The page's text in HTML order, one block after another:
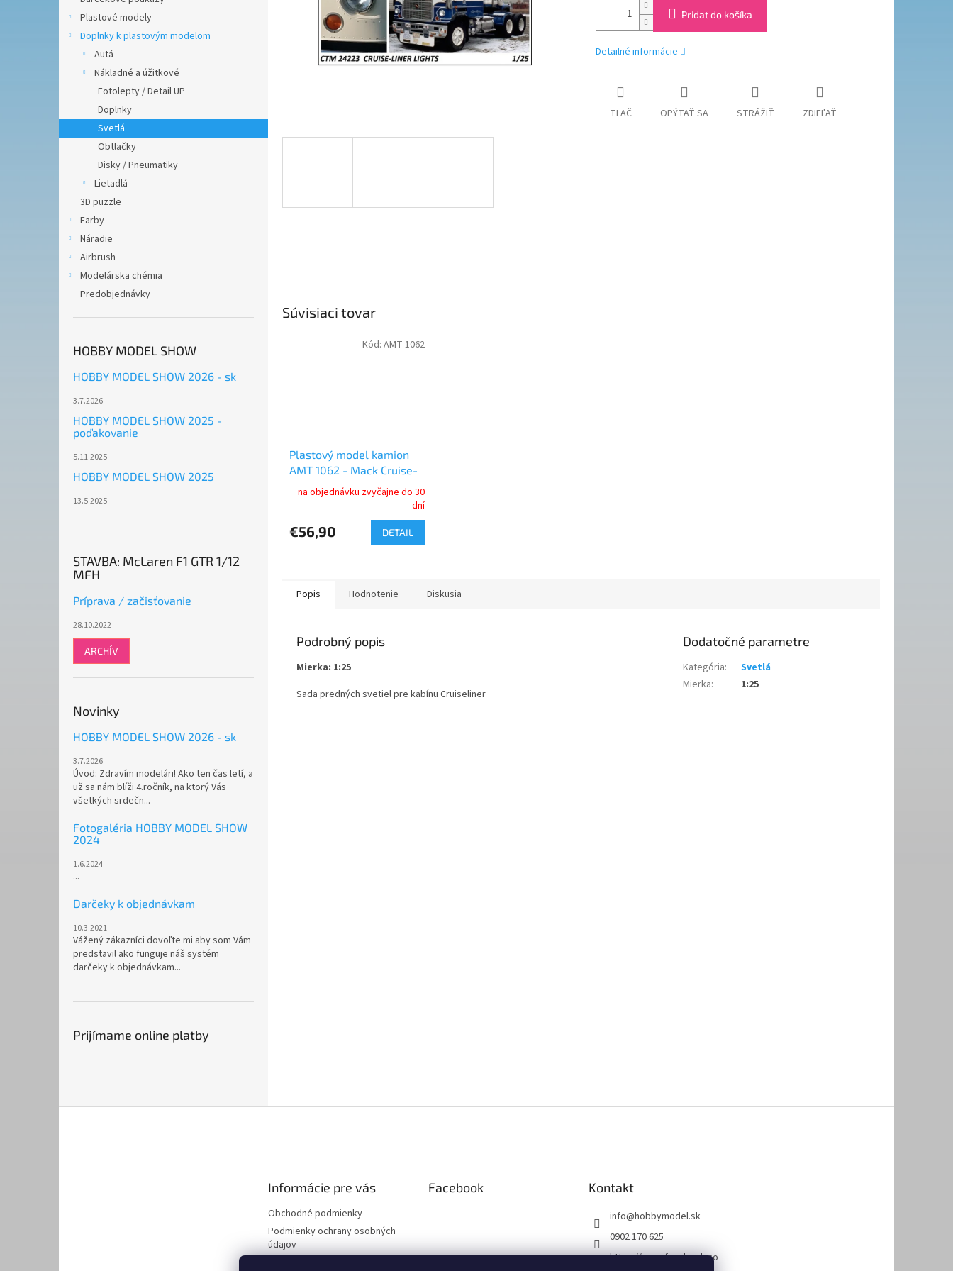
Plastové modely
Doplnky k plastovým modelom
Autá
Nákladné a úžitkové
Fotolepty / Detail UP
Doplnky
Svetlá
Obtlačky
Disky / Pneumatiky
Lietadlá
3D puzzle
Farby
Náradie
Airbrush
Modelárska chémia
Predobjednávky
HOBBY MODEL SHOW
HOBBY MODEL SHOW 2026 - sk
3.7.2026
HOBBY MODEL SHOW 2025 -
poďakovanie
5.11.2025
HOBBY MODEL SHOW 2025
13.5.2025
STAVBA: McLaren F1 GTR 1/12
MFH
Príprava / začisťovanie
28.10.2022
ARCHÍV
Novinky
HOBBY MODEL SHOW 2026 - sk
3.7.2026
Úvod: Zdravím modelári! Ako ten čas letí, a
už sa nám blíži 4.ročník, na ktorý Vás
všetkých srdečn...
Fotogaléria HOBBY MODEL SHOW
2024
1.6.2024
...
Darčeky k objednávkam
10.3.2021
Vážený zákazníci dovoľte mi aby som Vám
predstavil ako funguje náš systém
darčeky k objednávkam...
Prijímame online platby
Pridať do košíka
Detailné informácie
TLAČ OPÝTAŤ SA STRÁŽIŤ ZDIEĽAŤ
Súvisiaci tovar
Plastový model kamion
AMT 1062 - Mack Cruise-
Liner (1:25)
na objednávku zvyčajne do 30
dní
€56,90 DETAIL
Kód: AMT 1062
Popis Hodnotenie Diskusia
Podrobný popis
Mierka: 1:25
Sada predných svetiel pre kabínu Cruiseliner
Dodatočné parametre
Kategória:
Svetlá
Mierka: 1:25
Informácie pre vás
Obchodné podmienky
Podmienky ochrany osobných
údajov
Facebook Kontakt
info@hobbymodel.sk
0902 170 625
https://www.facebook.co